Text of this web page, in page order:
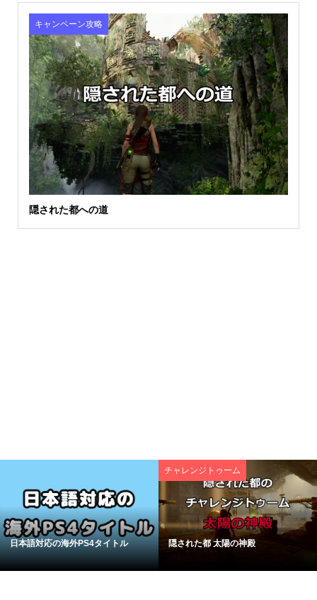
キャンペーン攻略
隠された都への道
日本語対応の海外PS4タイトル
チャレンジトゥーム
隠された都 太陽の神殿